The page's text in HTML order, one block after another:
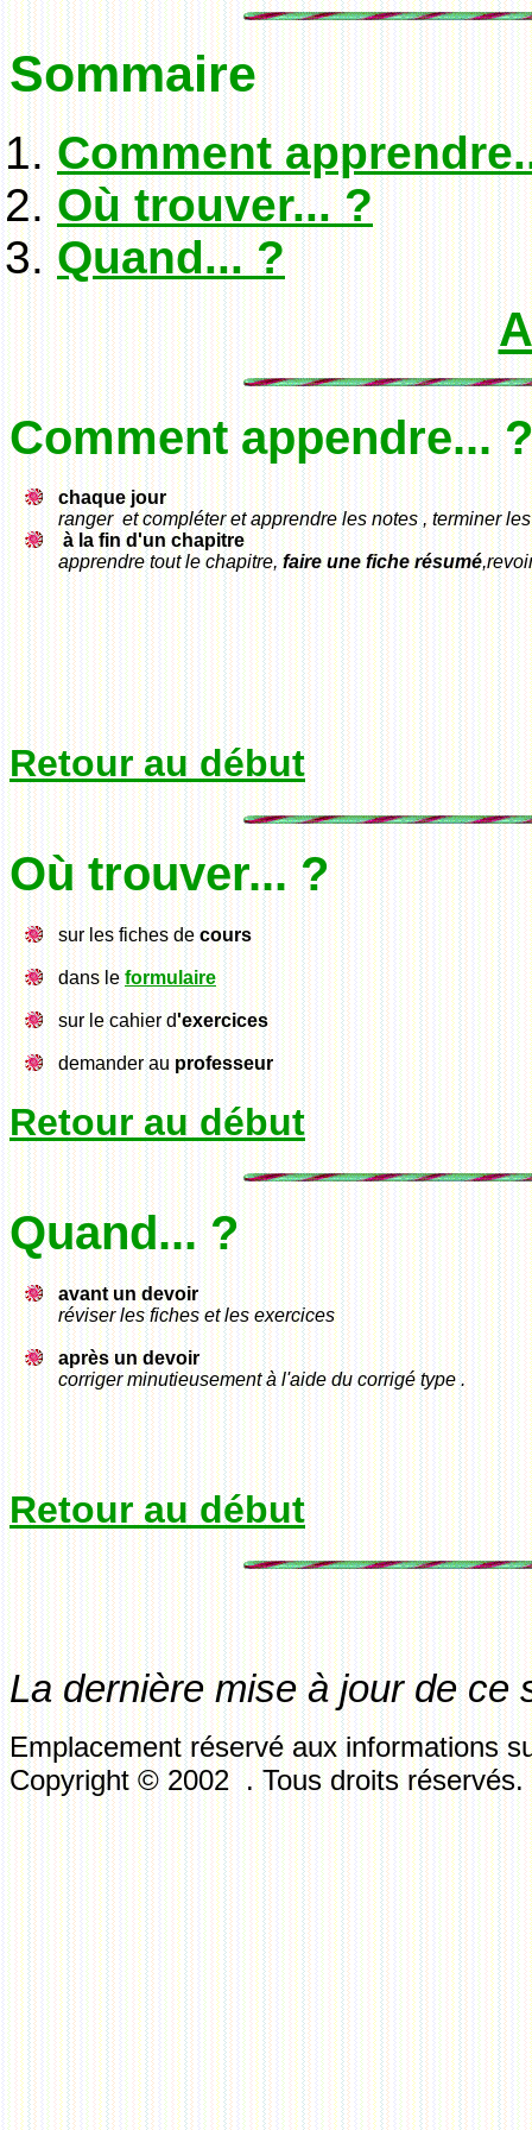
Sommaire
Comment
Où trouver... ?
Quand... ?
Comment appendre... ?
chaque jour
ranger et compléter et apprendre les notes , terminer
à la fin d'un chapitre
apprendre tout le chapitre,faire une fiche résumé
Retour au début
Où trouver... ?
sur les fiches de cours
dans le formulaire
sur le cahier d'exercices
demander au professeur
Retour au début
Quand... ?
avant un devoir
réviser les fiches et les exercices
après un devoir
corriger minutieusement à l'aide du corrigé type .
Retour au début
La dernière mise à jour de
Emplacement réservé aux informations
Copyright © 2002 . Tous droits réservés.